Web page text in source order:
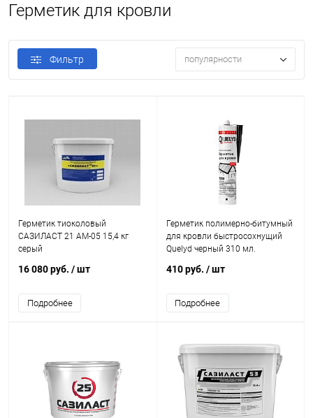
Герметик для кровли
Фильтр популярности
Герметик тиоколовый
САЗИЛАСТ 21 АМ-05 15,4 кг
серый
16 080 руб. / шт
Подробнее
Герметик полимерно-битумный
для кровли быстросохнущий
Quelyd черный 310 мл.
410 руб. / шт
Подробнее